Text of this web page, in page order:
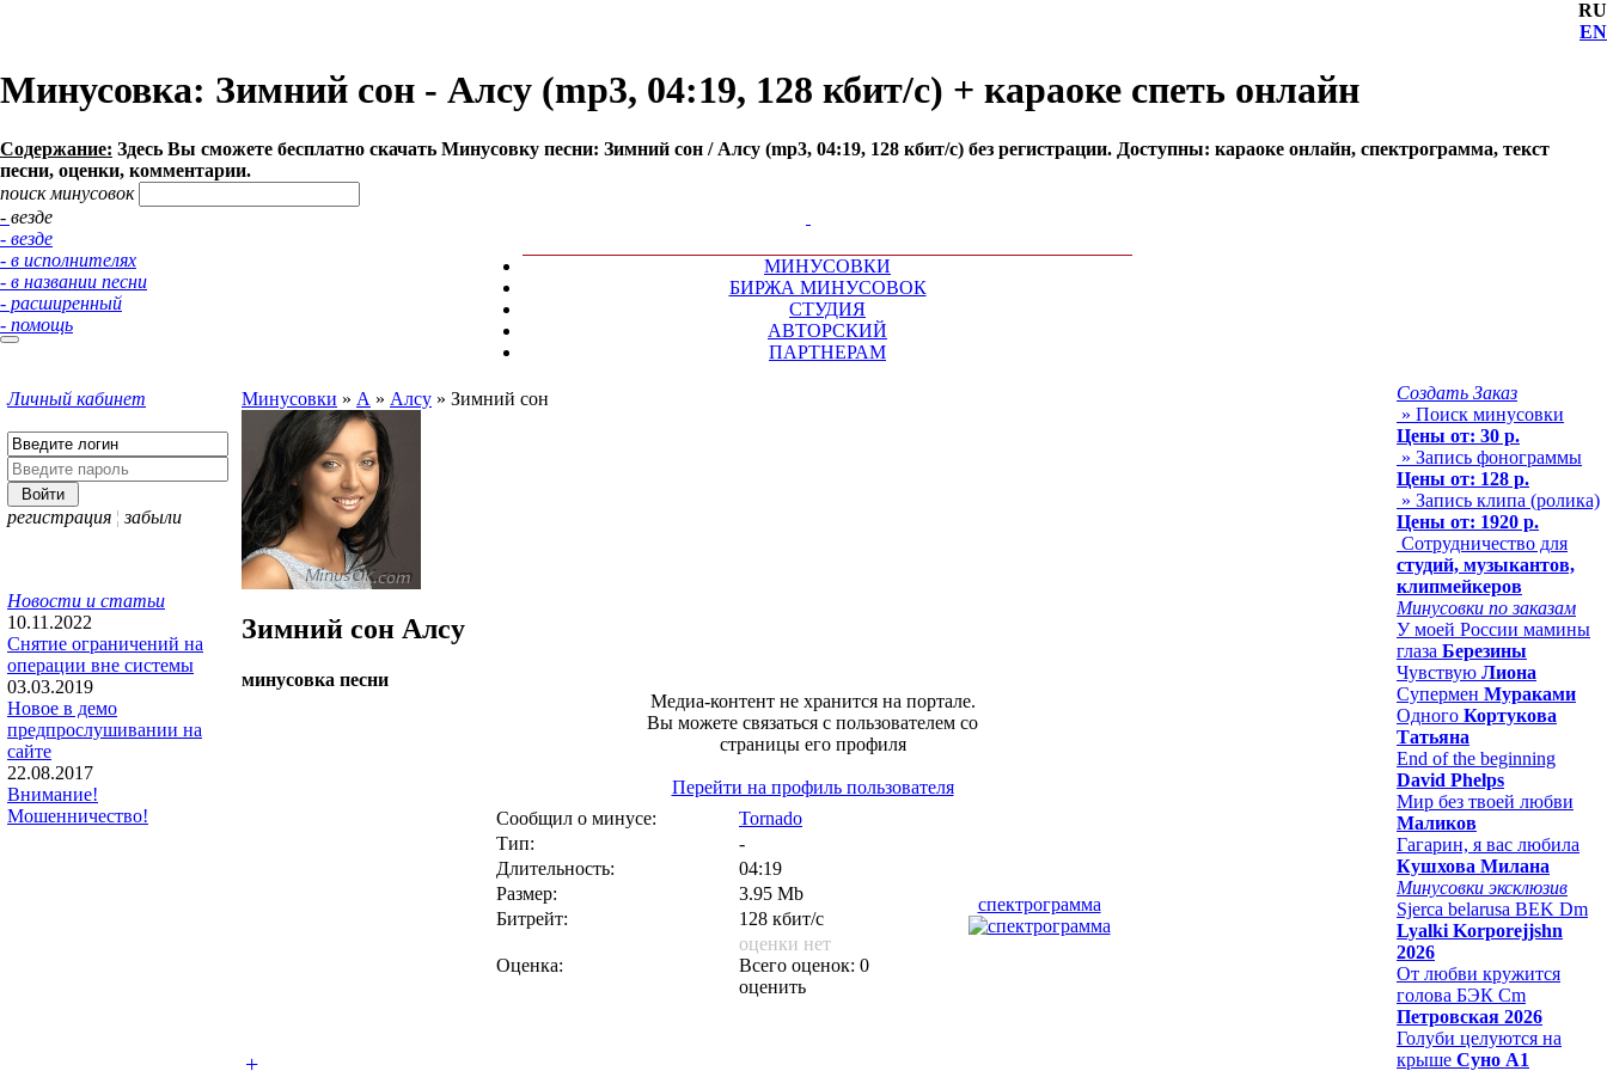
RU
EN
Минусовка: Зимний сон - Алсу (mp3, 04:19, 128 кбит/с) + караоке спеть онлайн
Содержание: Здесь Вы сможете бесплатно cкачать Минусовку песни: Зимний сон / Алсу (mp3, 04:19, 128 кбит/с) без регистрации. Доступны: караоке онлайн, спектрограмма, текст
песни, оценки, комментарии.
поиск минусовок
- везде
- везде
- в исполнителях
- в названии песни
- расширенный
- помощь
МИНУСОВКИ
БИРЖА МИНУСОВОК
СТУДИЯ
АВТОРСКИЙ
ПАРТНЕРАМ
Личный кабинет
регистрация ¦ забыли
Новости и статьи
10.11.2022
Снятие ограничений на
операции вне системы
03.03.2019
Новое в демо
предпрослушивании на
сайте
22.08.2017
Внимание!
Мошенничество!
Минусовки » А » Алсу » Зимний сон
Зимний сон Алсу
минусовка песни
Медиа-контент не хранится на портале.
Вы можете связаться с пользователем со
страницы его профиля
Перейти на профиль пользователя
Сообщил о минусе:
Tornado
Тип:
-
спектрограмма
Длительность:
04:19
Размер:
3.95 Mb
Битрейт:
128 кбит/с
Оценка:
оценки нет
Всего оценок: 0
оценить
+
Создать Заказ
» Поиск минусовки
Цены от: 30 р.
» Запись фонограммы
Цены от: 128 р.
» Запись клипа (ролика)
Цены от: 1920 р.
Сотрудничество для
студий, музыкантов,
клипмейкеров
Минусовки по заказам
У моей России мамины
глаза Березины
Чувствую Лиона
Супермен Мураками
Одного Кортукова
Татьяна
End of the beginning
David Phelps
Мир без твоей любви
Маликов
Гагарин, я вас любила
Кушхова Милана
Минусовки эксклюзив
Sjerca belarusa BEK Dm
Lyalki Korporejjshn
2026
От любви кружится
голова БЭК Cm
Петровская 2026
Голуби целуются на
крыше Суно А1